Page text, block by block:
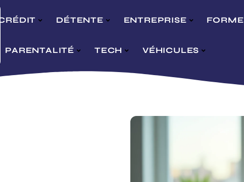
CRÉDIT DÉTENTE ENTREPRISE FORME
PARENTALITÉ TECH VÉHICULES